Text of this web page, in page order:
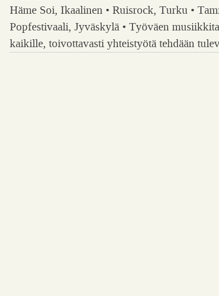
Häme Soi, Ikaalinen • Ruisrock, Turku •
Popfestivaali, Jyväskylä • Työväen
kaikille, toivottavasti yhteistyötä tehdään